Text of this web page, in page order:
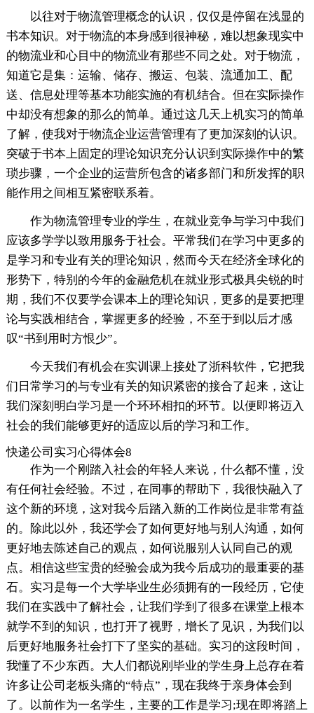
以往对于物流管理概念的认识，仅仅是停留在浅显的
书本知识。对于物流的本身感到很神秘，难以想象现实中
的物流业和心目中的物流业有那些不同之处。对于物流，
知道它是集：运输、储存、搬运、包装、流通加工、配
送、信息处理等基本功能实施的有机结合。但在实际操作
中却没有想象的那么的简单。通过这几天上机实习的简单
了解，使我对于物流企业运营管理有了更加深刻的认识。
突破于书本上固定的理论知识充分认识到实际操作中的繁
琐步骤，一个企业的运营所包含的诸多部门和所发挥的职
能作用之间相互紧密联系着。
作为物流管理专业的学生，在就业竞争与学习中我们
应该多学学以致用服务于社会。平常我们在学习中更多的
是学习和专业有关的理论知识，然而今天在经济全球化的
形势下，特别的今年的金融危机在就业形式极具尖锐的时
期，我们不仅要学会课本上的理论知识，更多的是要把理
论与实践相结合，掌握更多的经验，不至于到以后才感
叹“书到用时方恨少”。
今天我们有机会在实训课上接处了浙科软件，它把我
们日常学习的与专业有关的知识紧密的接合了起来，这让
我们深刻明白学习是一个环环相扣的环节。以便即将迈入
社会的我们能够更好的适应以后的学习和工作。
快递公司实习心得体会8
作为一个刚踏入社会的年轻人来说，什么都不懂，没
有任何社会经验。不过，在同事的帮助下，我很快融入了
这个新的环境，这对我今后踏入新的工作岗位是非常有益
的。除此以外，我还学会了如何更好地与别人沟通，如何
更好地去陈述自己的观点，如何说服别人认同自己的观
点。相信这些宝贵的经验会成为我今后成功的最重要的基
石。实习是每一个大学毕业生必须拥有的一段经历，它使
我们在实践中了解社会，让我们学到了很多在课堂上根本
就学不到的知识，也打开了视野，增长了见识，为我们以
后更好地服务社会打下了坚实的基础。实习的这段时间，
我懂了不少东西。大人们都说刚毕业的学生身上总存在着
许多让公司老板头痛的“特点”，现在我终于亲身体会到
了。以前作为一名学生，主要的工作是学习;现在即将踏上